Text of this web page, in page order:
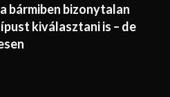
bármiben bizonytalan
kiválasztani is – de